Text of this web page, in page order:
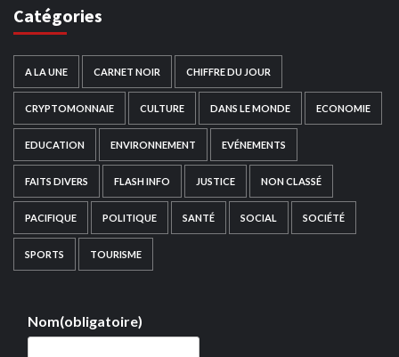
Catégories
A LA UNE CARNET NOIR CHIFFRE DU JOUR
CRYPTOMONNAIE CULTURE DANS LE MONDE ECONOMIE
EDUCATION ENVIRONNEMENT EVÉNEMENTS
FAITS DIVERS FLASH INFO JUSTICE NON CLASSÉ
PACIFIQUE POLITIQUE SANTÉ SOCIAL SOCIÉTÉ
SPORTS TOURISME
Nom(obligatoire)